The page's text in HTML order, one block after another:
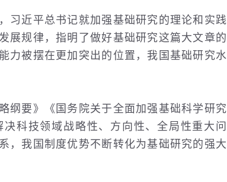
近平总书记就加强基础研究的理论和实践
展规律，指明了做好基础研究这篇大文章的
力被摆在更加突出的位置，我国基础研究水
要》《国务院关于全面加强基础科学研究
科技领域战略性、方向性、全局性重大问
，我国制度优势不断转化为基础研究的强大